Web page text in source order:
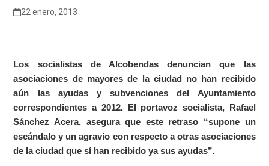
22 enero, 2013
Los socialistas de Alcobendas denuncian que las
asociaciones de mayores de la ciudad no han recibido
aún las ayudas y subvenciones del Ayuntamiento
correspondientes a 2012. El portavoz socialista, Rafael
Sánchez Acera, asegura que este retraso “supone un
escándalo y un agravio con respecto a otras asociaciones
de la ciudad que sí han recibido ya sus ayudas”.